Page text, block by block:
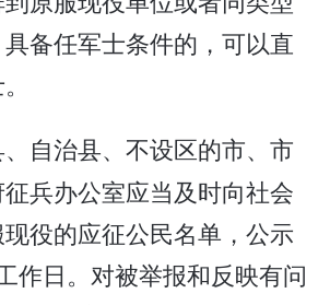
备任军士条件的，可以直
自治县、不设区的市、市
兵办公室应当及时向社会
役的应征公民名单，公示
作日。对被举报和反映有问